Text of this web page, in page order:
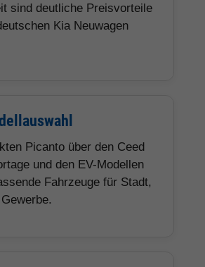
sind deutliche Preisvorteile
Kia Neuwagen
Picanto über den Ceed
und den EV-Modellen
Fahrzeuge für Stadt,